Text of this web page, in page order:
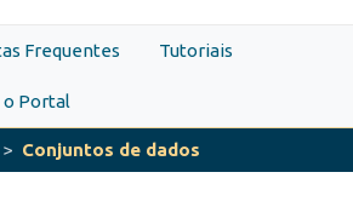
Frequentes Tutoriais
o Portal
Conjuntos de dados